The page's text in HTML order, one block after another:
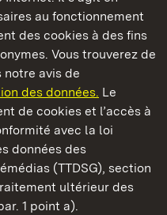
au fonctionnement
des cookies à des fins
Vous trouverez de
avis de
des données. Le
de cookies et l’accès à
avec la loi
données des
(TTDSG), section
ultérieur des
1 point a).
Wurtemberg
Protection des données